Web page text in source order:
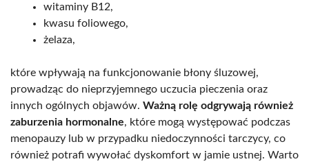
witaminy B12,
kwasu foliowego,
żelaza,
które wpływają na funkcjonowanie błony śluzowej,
prowadząc do nieprzyjemnego uczucia pieczenia oraz
innych ogólnych objawów. Ważną rolę odgrywają również
zaburzenia hormonalne, które mogą występować podczas
menopauzy lub w przypadku niedoczynności tarczycy, co
również potrafi wywołać dyskomfort w jamie ustnej. Warto